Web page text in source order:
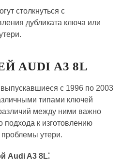
столкнуться с
дубликата ключа или
AUDI A3 8L
с 1996 по 2003
типами ключей
между ними важно
подхода к изготовлению
утери.
Audi A3 8L⁚